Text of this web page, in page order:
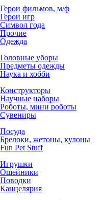
Герои фильмов, м/ф
Герои игр
Символ года
Прочие
Одежда
Головные уборы
Предметы одежды
Наука и хобби
Конструкторы
Научные наборы
Роботы, мини роботы
Сувениры
Посуда
Брелоки, жетоны, кулоны
Fun Pet Stuff
Игрушки
Ошейники
Поводки
Канцелярия